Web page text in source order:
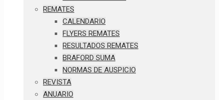
REMATES
CALENDARIO
FLYERS REMATES
RESULTADOS REMATES
BRAFORD SUMA
NORMAS DE AUSPICIO
REVISTA
ANUARIO